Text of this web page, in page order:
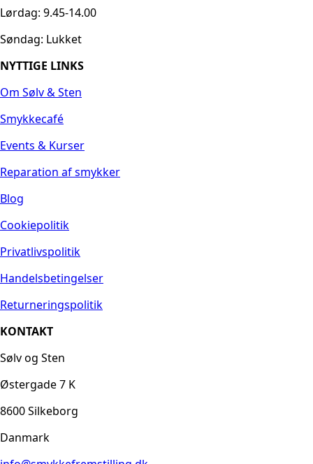
Lørdag: 9.45-14.00
Søndag: Lukket
NYTTIGE LINKS
Om Sølv & Sten
Smykkecafé
Events & Kurser
Reparation af smykker
Blog
Cookiepolitik
Privatlivspolitik
Handelsbetingelser
Returneringspolitik
KONTAKT
Sølv og Sten
Østergade 7 K
8600 Silkeborg
Danmark